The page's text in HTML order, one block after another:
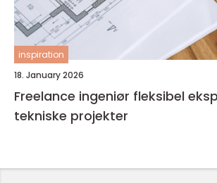
inspiration
18. January 2026
Freelance ingeniør fleksibel ekspertise til
tekniske projekter